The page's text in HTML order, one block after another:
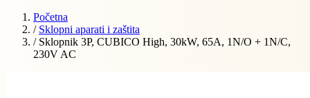
Početna
/ Sklopni aparati i zaštita
/ Sklopnik 3P, CUBICO High, 30kW, 65A, 1N/O + 1N/C,
230V AC